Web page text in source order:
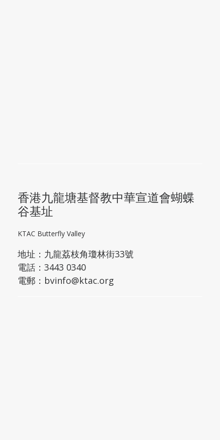
香港九龍塘基督教中華宣道會蝴蝶
谷基址
KTAC Butterfly Valley
地址： 九龍荔枝角瓊林街33號
電話：3443 0340
電郵： bvinfo@ktac.org